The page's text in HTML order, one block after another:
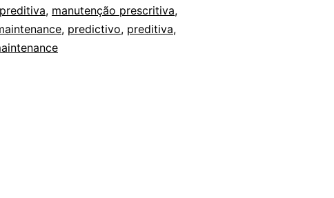
, manutenção prescritiva,
, predictivo, preditiva,